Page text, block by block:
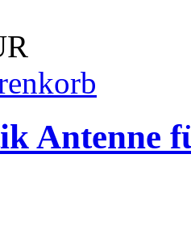
Antenne